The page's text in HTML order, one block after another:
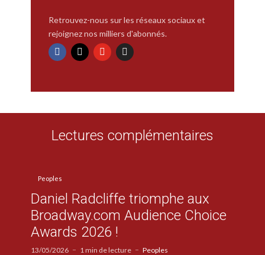
Retrouvez-nous sur les réseaux sociaux et
rejoignez nos milliers d'abonnés.
Lectures complémentaires
Peoples
Daniel Radcliffe triomphe aux
Broadway.com Audience Choice
Awards 2026 !
13/05/2026 1 min de lecture Peoples